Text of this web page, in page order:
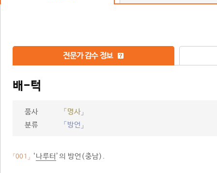
전문가 감수 정보
배-턱
품사
「명사」
분류
「방언」
「001」 ‘나루터’의 방언(충남).